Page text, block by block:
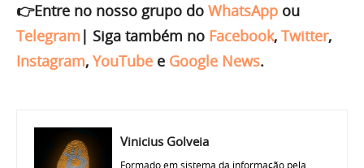
👉Entre no nosso grupo do WhatsApp ou
Telegram | Siga também no Facebook, Twitter,
Instagram, YouTube e Google News.
Vinicius Golveia
Formado em sistema da informação pela